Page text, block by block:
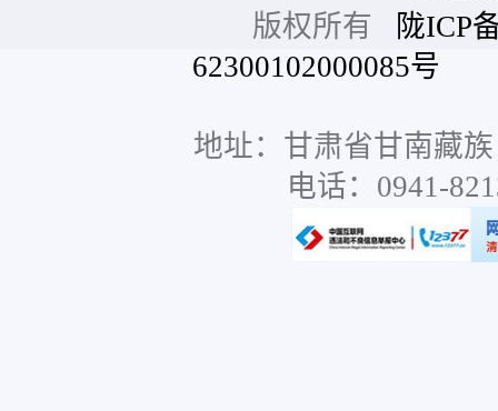
版权所有
陇ICP
62300102000085号
地址：甘肃省甘南藏
电话：0941-